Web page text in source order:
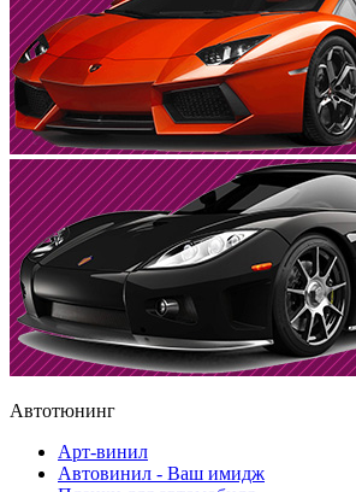
Автотюнинг
Арт-винил
Автовинил - Ваш имидж